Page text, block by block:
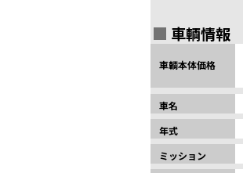
車輌情報
車輌本体価格
車名
年式
ミッション